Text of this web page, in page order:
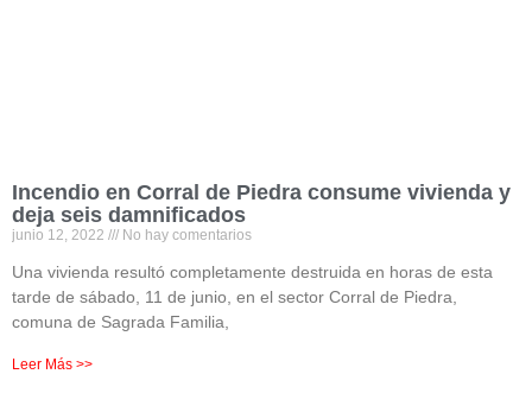
Incendio en Corral de Piedra consume vivienda y
deja seis damnificados
junio 12, 2022 No hay comentarios
Una vivienda resultó completamente destruida en horas de esta
tarde de sábado, 11 de junio, en el sector Corral de Piedra,
comuna de Sagrada Familia,
Leer Más >>